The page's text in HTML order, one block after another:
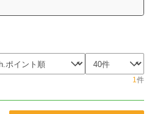
1件